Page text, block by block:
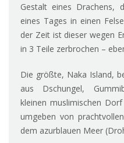
Gestalt eines Drachens,
eines Tages in einen
der Zeit ist dieser wegen
in 3 Teile zerbrochen –
Die größte, Naka Island,
aus Dschungel,
kleinen muslimischen
umgeben von
dem azurblauen Meer